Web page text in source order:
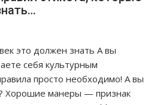
это должен знать А вы
себя культурным
просто необходимо! А вы
Хорошие манеры — признак